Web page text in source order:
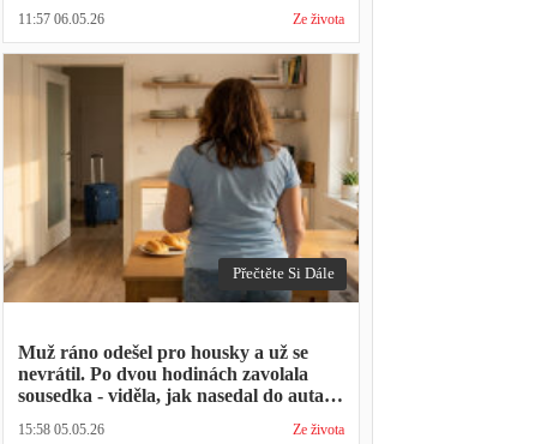
mohl přijít na nedělní oběd, protože ta
druhá ho vyhodila a nemá kde strávit
svátky
11:57 06.05.26 Ze života
Přečtěte Si Dále
Muž ráno odešel pro housky a už se
nevrátil. Po dvou hodinách zavolala
sousedka - viděla, jak nasedal do auta s
týden pomáhala balit na služební cestu
15:58 05.05.26 Ze života